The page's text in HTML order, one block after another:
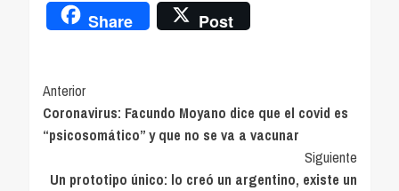
Share Post
Navegación
de
entradas
Anterior
Coronavirus: Facundo Moyano dice que el covid es
“psicosomático” y que no se va a vacunar
Siguiente
Un prototipo único: lo creó un argentino, existe un